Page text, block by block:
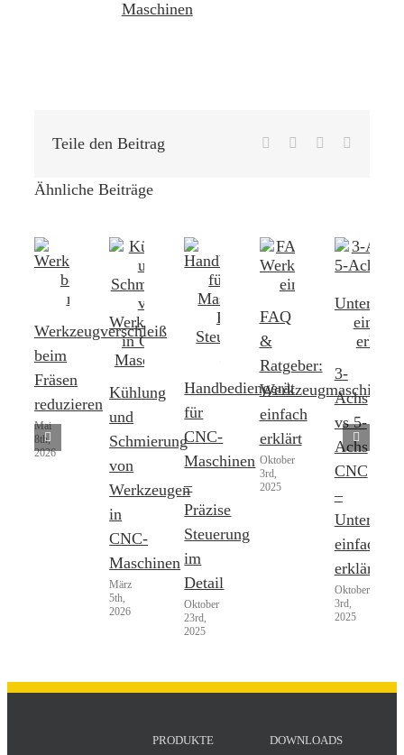
Maschinen
Teile den Beitrag FacebookLinkedInPinterest
Ähnliche Beiträge
Werkzeugverschleiß
beim
Fräsen
reduzieren
Mai
8th,
2026
Kühlung
und
Schmierung
von
Werkzeugen
in
CNC-
Maschinen
März
5th,
2026
Handbediengerät
für
CNC-
Maschinen
–
Präzise
Steuerung
im
Detail
Oktober
23rd,
2025
FAQ
&
Ratgeber:
Werkzeugmaschinen
einfach
erklärt
Oktober
3rd,
2025
3-
Achs
vs 5-
Achs
CNC
–
einfach
erklärt
Oktober
3rd,
2025
PRODUKTE DOWNLOADS